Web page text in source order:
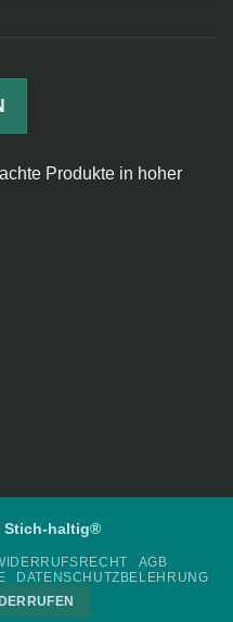
Produkte in hoher
Stich-haltig®
AGB
DATENSCHUTZBELEHRUNG